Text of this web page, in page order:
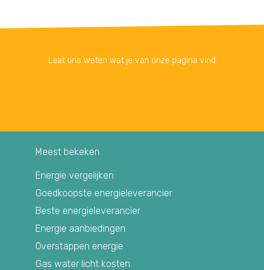
Laat ons weten wat je van onze pagina vind
Meest bekeken
Energie vergelijken
Goedkoopste energieleverancier
Beste energieleverancier
Energie aanbiedingen
Overstappen energie
Gas water licht kosten